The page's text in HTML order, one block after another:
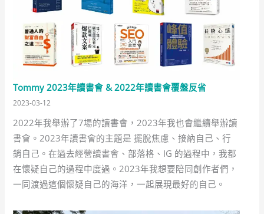
Tommy 2023年讀書會 & 2022年讀書會覆盤反省
2023-03-12
2022年我舉辦了7場的讀書會，2023年我也會繼續舉辦讀
書會。2023年讀書會的主題是 擺脫焦慮、接納自己、行
銷自己。在過去經營讀書會、部落格、IG 的過程中，我都
在懷疑自己的過程中度過。2023年我想要陪同創作者們，
一同渡過這個懷疑自己的海洋，一起展現最好的自己。